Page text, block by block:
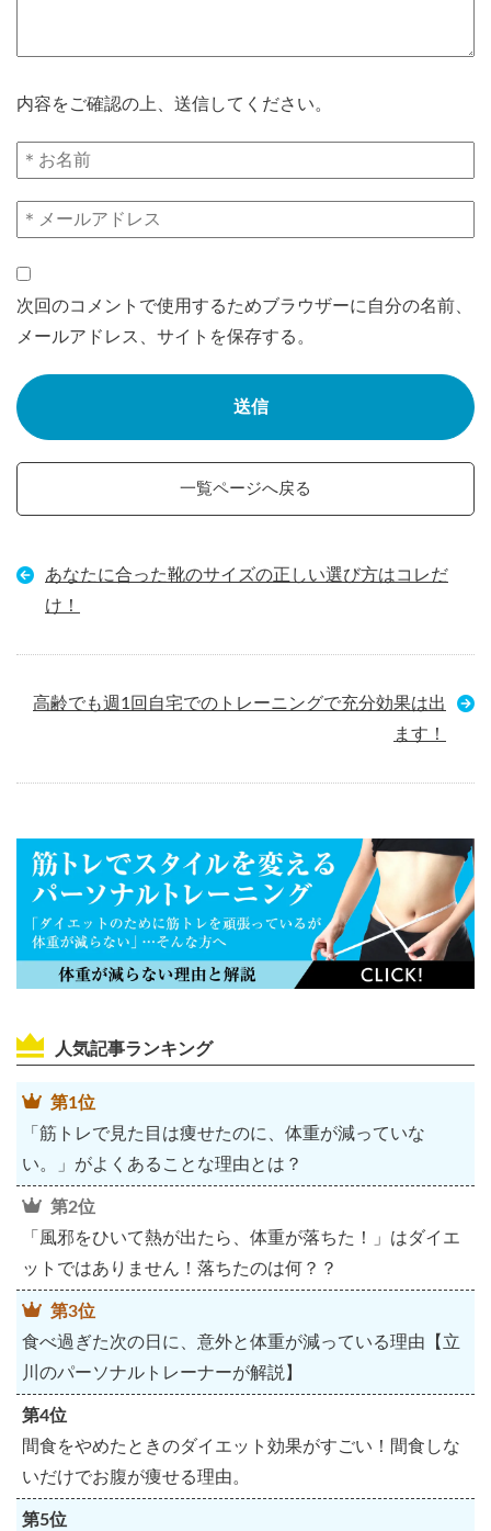
内容をご確認の上、送信してください。
次回のコメントで使用するためブラウザーに自分の名前、
メールアドレス、サイトを保存する。
一覧ページへ戻る
あなたに合った靴のサイズの正しい選び方はコレだ
け！
高齢でも週1回自宅でのトレーニングで充分効果は出
ます！
人気記事ランキング
第1位
「筋トレで見た目は痩せたのに、体重が減っていな
い。」がよくあることな理由とは？
第2位
「風邪をひいて熱が出たら、体重が落ちた！」はダイエ
ットではありません！落ちたのは何？？
第3位
食べ過ぎた次の日に、意外と体重が減っている理由【立
川のパーソナルトレーナーが解説】
第4位
間食をやめたときのダイエット効果がすごい！間食しな
いだけでお腹が痩せる理由。
第5位